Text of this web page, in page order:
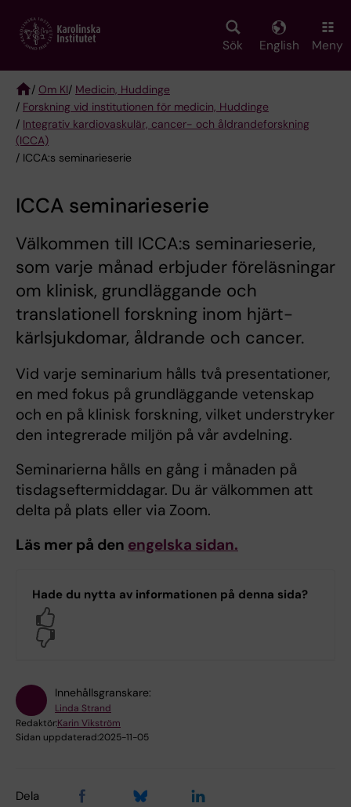
main
Sök English Meny
Breadcrumb
/ Om KI/ Medicin, Huddinge
/ Forskning vid institutionen för medicin, Huddinge
/ Integrativ kardiovaskulär, cancer- och åldrandeforskning
(ICCA)
/ ICCA:s seminarieserie
ICCA seminarieserie
Välkommen till ICCA:s seminarieserie,
som varje månad erbjuder föreläsningar
om klinisk, grundläggande och
translationell forskning inom hjärt-
kärlsjukdomar, åldrande och cancer.
Vid varje seminarium hålls två presentationer,
en med fokus på grundläggande vetenskap
och en på klinisk forskning, vilket understryker
den integrerade miljön på vår avdelning.
Seminarierna hålls en gång i månaden på
tisdagseftermiddagar. Du är välkommen att
delta på plats eller via Zoom.
Läs mer på den engelska sidan.
Hade du nytta av informationen på denna sida?
Innehållsgranskare:
Linda Strand
Redaktör:Karin Vikström
Sidan uppdaterad:2025-11-05
Dela